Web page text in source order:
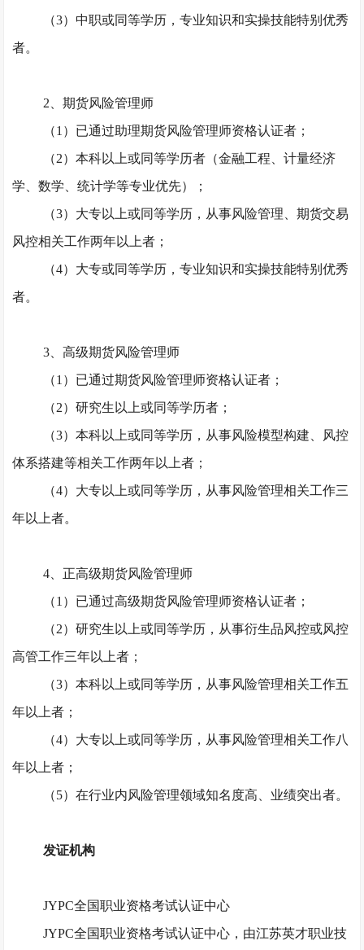
（3）中职或同等学历，专业知识和实操技能特别优秀
者。
2、期货风险管理师
（1）已通过助理期货风险管理师资格认证者；
（2）本科以上或同等学历者（金融工程、计量经济
学、数学、统计学等专业优先）；
（3）大专以上或同等学历，从事风险管理、期货交易
风控相关工作两年以上者；
（4）大专或同等学历，专业知识和实操技能特别优秀
者。
3、高级期货风险管理师
（1）已通过期货风险管理师资格认证者；
（2）研究生以上或同等学历者；
（3）本科以上或同等学历，从事风险模型构建、风控
体系搭建等相关工作两年以上者；
（4）大专以上或同等学历，从事风险管理相关工作三
年以上者。
4、正高级期货风险管理师
（1）已通过高级期货风险管理师资格认证者；
（2）研究生以上或同等学历，从事衍生品风控或风控
高管工作三年以上者；
（3）本科以上或同等学历，从事风险管理相关工作五
年以上者；
（4）大专以上或同等学历，从事风险管理相关工作八
年以上者；
（5）在行业内风险管理领域知名度高、业绩突出者。
发证机构
JYPC全国职业资格考试认证中心
JYPC全国职业资格考试认证中心，由江苏英才职业技